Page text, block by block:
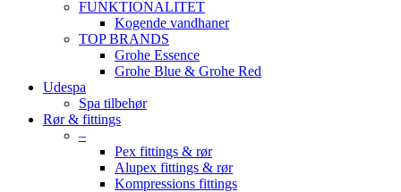
FUNKTIONALITET
Kogende vandhaner
TOP BRANDS
Grohe Essence
Grohe Blue & Grohe Red
Udespa
Spa tilbehør
Rør & fittings
–
Pex fittings & rør
Alupex fittings & rør
Kompressions fittings